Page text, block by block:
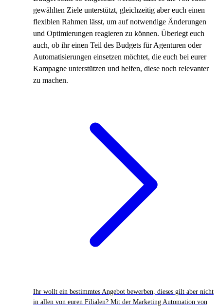
gewählten Ziele unterstützt, gleichzeitig aber euch einen
flexiblen Rahmen lässt, um auf notwendige Änderungen
und Optimierungen reagieren zu können. Überlegt euch
auch, ob ihr einen Teil des Budgets für Agenturen oder
Automatisierungen einsetzen möchtet, die euch bei eurer
Kampagne unterstützen und helfen, diese noch relevanter
zu machen.
Ihr wollt ein bestimmtes Angebot bewerben, dieses gilt aber nicht
in allen von euren Filialen? Mit der Marketing Automation von